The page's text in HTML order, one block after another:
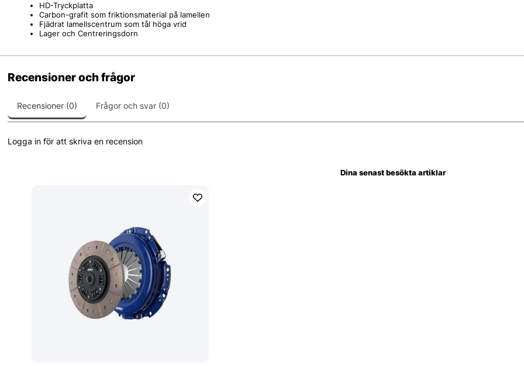
HD-Tryckplatta
Carbon-grafit som friktionsmaterial på lamellen
Fjädrat lamellscentrum som tål höga vrid
Lager och Centreringsdorn
Recensioner och frågor
Recensioner (0) Frågor och svar (0)
Logga in för att skriva en recension
Dina senast besökta artiklar